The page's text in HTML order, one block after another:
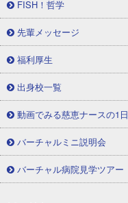
FISH！哲学
先輩メッセージ
福利厚生
出身校一覧
動画でみる慈恵ナースの1日
バーチャルミニ説明会
バーチャル病院見学ツアー